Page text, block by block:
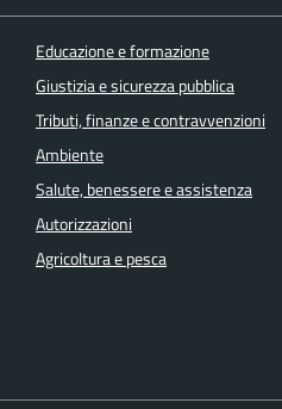
Educazione e formazione
Giustizia e sicurezza pubblica
Tributi, finanze e contravvenzioni
Ambiente
Salute, benessere e assistenza
Autorizzazioni
Agricoltura e pesca